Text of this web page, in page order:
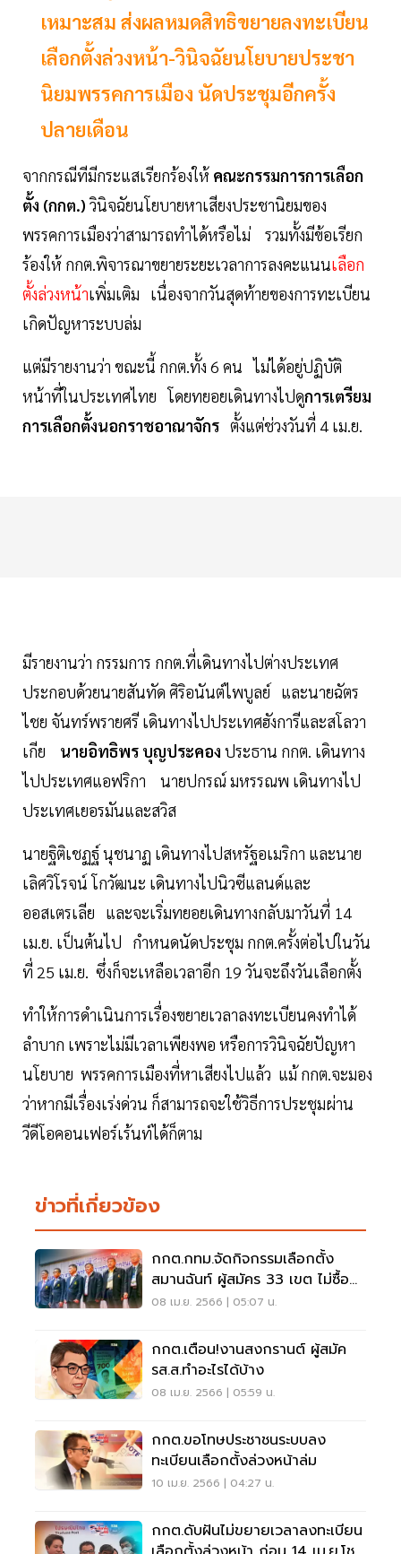
เหมาะสม ส่งผลหมดสิทธิขยายลงทะเบียน
เลือกตั้งล่วงหน้า-วินิจฉัยนโยบายประชา
นิยมพรรคการเมือง นัดประชุมอีกครั้ง
ปลายเดือน
จากกรณีทีมีกระแสเรียกร้องให้ คณะกรรมการการเลือก
ตั้ง (กกต.) วินิจฉัยนโยบายหาเสียงประชานิยมของ
พรรคการเมืองว่าสามารถทำได้หรือไม่ รวมทั้งมีข้อเรียก
ร้องให้ กกต.พิจารณาขยายระยะเวลาการลงคะแนนเลือก
ตั้งล่วงหน้าเพิ่มเติม เนื่องจากวันสุดท้ายของการทะเบียน
เกิดปัญหาระบบล่ม
แต่มีรายงานว่า ขณะนี้ กกต.ทั้ง 6 คน ไม่ได้อยู่ปฏิบัติ
หน้าที่ในประเทศไทย โดยทยอยเดินทางไปดูการเตรียม
การเลือกตั้งนอกราชอาณาจักร ตั้งแต่ช่วงวันที่ 4 เม.ย.
มีรายงานว่า กรรมการ กกต.ที่เดินทางไปต่างประเทศ
ประกอบด้วยนายสันทัด ศิริอนันต์ไพบูลย์ และนายฉัตร
ไชย จันทร์พรายศรี เดินทางไปประเทศฮังการีและสโลวา
เกีย นายอิทธิพร บุญประคอง ประธาน กกต. เดินทาง
ไปประเทศแอฟริกา นายปกรณ์ มหรรณพ เดินทางไป
ประเทศเยอรมันและสวิส
นายฐิติเชฏฐ์ นุชนาฏ เดินทางไปสหรัฐอเมริกา และนาย
เลิศวิโรจน์ โกวัฒนะ เดินทางไปนิวซีแลนด์และ
ออสเตรเลีย และจะเริ่มทยอยเดินทางกลับมาวันที่ 14
เม.ย. เป็นต้นไป กำหนดนัดประชุม กกต.ครั้งต่อไปในวัน
ที่ 25 เม.ย. ซึ่งก็จะเหลือเวลาอีก 19 วันจะถึงวันเลือกตั้ง
ทำให้การดำเนินการเรื่องขยายเวลาลงทะเบียนคงทำได้
ลำบาก เพราะไม่มีเวลาเพียงพอ หรือการวินิจฉัยปัญหา
นโยบาย พรรคการเมืองที่หาเสียงไปแล้ว แม้ กกต.จะมอง
ว่าหากมีเรื่องเร่งด่วน ก็สามารถจะใช้วิธีการประชุมผ่าน
วีดีโอคอนเฟอร์เร้นท์ได้ก็ตาม
ข่าวที่เกี่ยวข้อง
กกต.กทม.จัดกิจกรรมเลือกตั้ง
สมานฉันท์ ผู้สมัคร 33 เขต ไม่ซื้อ
สิทธิขายเสียง
08 เม.ย. 2566 | 05:07 น.
กกต.เตือน!งานสงกรานต์ ผู้สมัค
รส.ส.ทำอะไรได้บ้าง
08 เม.ย. 2566 | 05:59 น.
กกต.ขอโทษประชาชนระบบลง
ทะเบียนเลือกตั้งล่วงหน้าล่ม
10 เม.ย. 2566 | 04:27 น.
กกต.ดับฝันไม่ขยายเวลาลงทะเบียน